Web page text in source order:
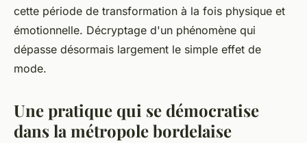
cette période de transformation à la fois physique et
émotionnelle. Décryptage d'un phénomène qui
dépasse désormais largement le simple effet de
mode.
Une pratique qui se démocratise
dans la métropole bordelaise